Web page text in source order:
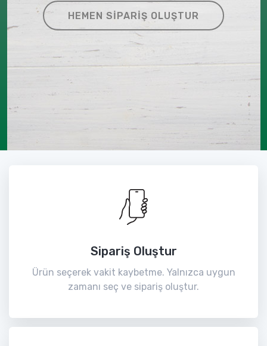
HEMEN SIPARIŞ OLUŞTUR
Sipariş Oluştur
Ürün seçerek vakit kaybetme. Yalnızca uygun
zamanı seç ve sipariş oluştur.